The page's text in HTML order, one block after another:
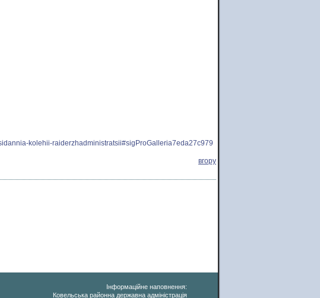
kolehii-raiderzhadministratsii#sigProGalleria7eda27c979
вгору
Інформаційне наповнення:
Ковельська районна державна адміністрація